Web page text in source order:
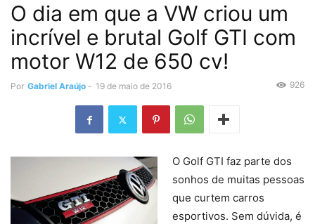
O dia em que a VW criou um
incrível e brutal Golf GTI com
motor W12 de 650 cv!
Por Gabriel Araújo - 19 de maio de 2016 926
O Golf GTI faz parte dos
sonhos de muitas pessoas
que curtem carros
esportivos. Sem dúvida, é